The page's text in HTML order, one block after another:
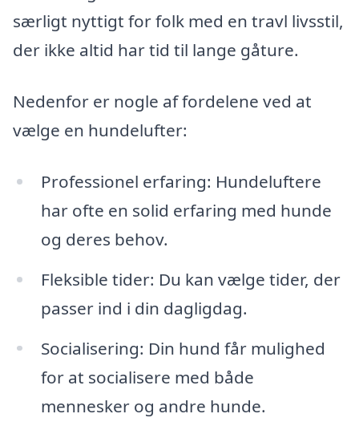
særligt nyttigt for folk med en travl livsstil,
der ikke altid har tid til lange gåture.
Nedenfor er nogle af fordelene ved at
vælge en hundelufter:
Professionel erfaring: Hundeluftere
har ofte en solid erfaring med hunde
og deres behov.
Fleksible tider: Du kan vælge tider, der
passer ind i din dagligdag.
Socialisering: Din hund får mulighed
for at socialisere med både
mennesker og andre hunde.